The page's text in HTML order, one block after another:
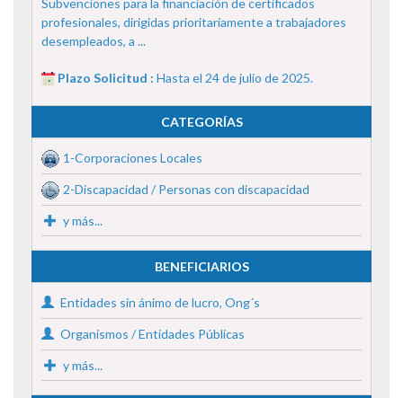
profesionales, dirigidas prioritariamente a trabajadores
desempleados, a ...
Plazo Solicitud : Hasta el 24 de julio de 2025.
CATEGORÍAS
1-Corporaciones Locales
2-Discapacidad / Personas con discapacidad
y más...
BENEFICIARIOS
Entidades sin ánimo de lucro, Ong´s
Organismos / Entidades Públicas
y más...